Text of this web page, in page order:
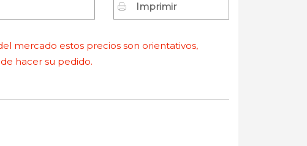
Imprimir
mercado estos precios son orientativos,
hacer su pedido.